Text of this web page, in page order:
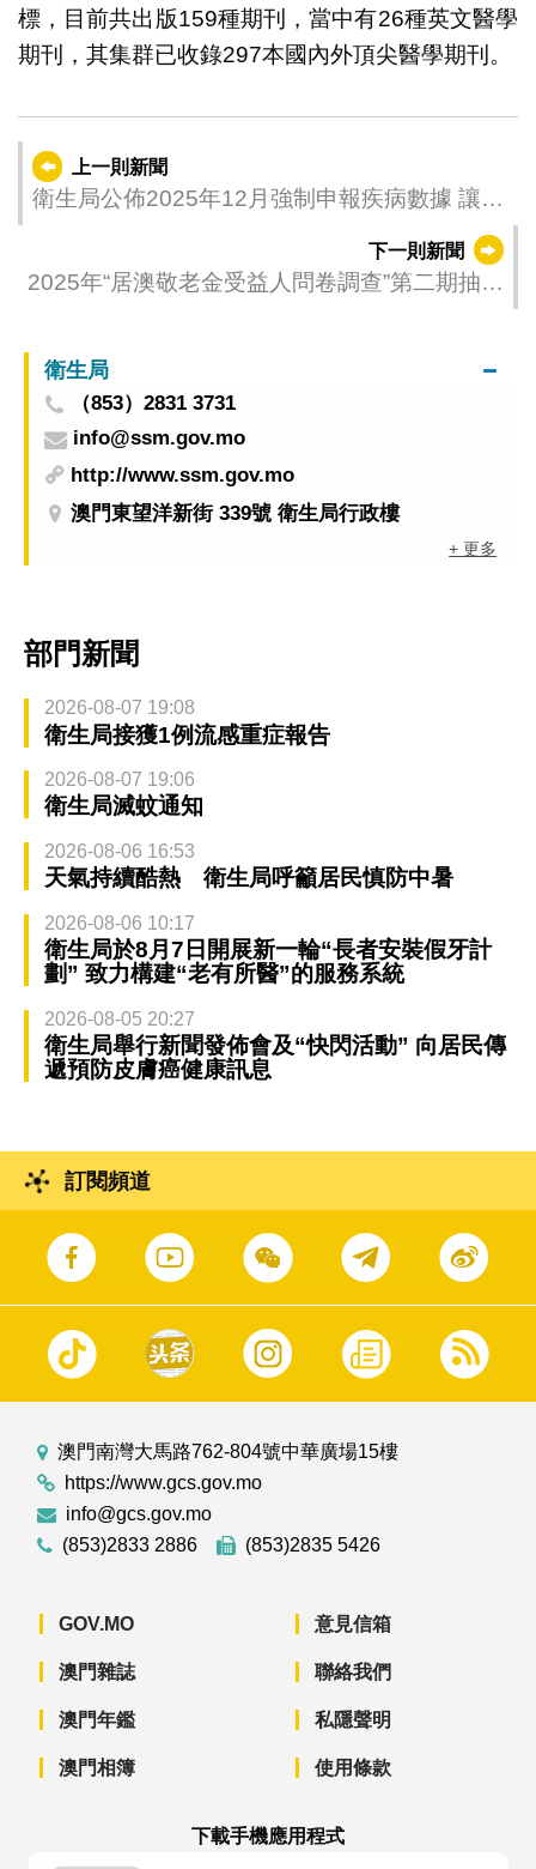
標，目前共出版159種期刊，當中有26種英文醫學
期刊，其集群已收錄297本國內外頂尖醫學期刊。
上一則新聞
衛生局公佈2025年12月強制申報疾病數據 讓公
下一則新聞
2025年“居澳敬老金受益人問卷調查”第二期抽奬
衛生局
（853）2831 3731
info@ssm.gov.mo
http://www.ssm.gov.mo
澳門東望洋新街 339號 衛生局行政樓
+ 更多
部門新聞
2026-08-07 19:08
衛生局接獲1例流感重症報告
2026-08-07 19:06
衛生局滅蚊通知
2026-08-06 16:53
天氣持續酷熱 衛生局呼籲居民慎防中暑
2026-08-06 10:17
衛生局於8月7日開展新一輪“長者安裝假牙計
劃” 致力構建“老有所醫”的服務系統
2026-08-05 20:27
衛生局舉行新聞發佈會及“快閃活動” 向居民傳
遞預防皮膚癌健康訊息
訂閱頻道
澳門南灣大馬路762-804號中華廣場15樓
https://www.gcs.gov.mo
info@gcs.gov.mo
(853)2833 2886
(853)2835 5426
GOV.MO
澳門雜誌
澳門年鑑
澳門相簿
意見信箱
聯絡我們
私隱聲明
使用條款
下載手機應用程式